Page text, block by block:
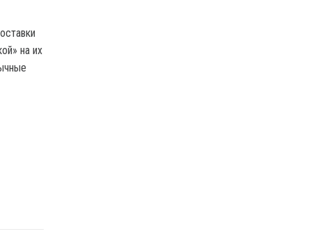
на их